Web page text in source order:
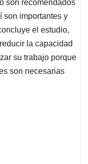
son recomendados
son importantes y
el estudio,
la capacidad
su trabajo porque
son necesarias